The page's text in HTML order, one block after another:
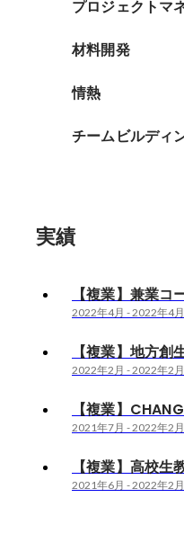
プロジェクトマ
材料開発
情熱
チームビルディ
実績
【複業】兼業
2022年4月 -2022年4月
【複業】地方創
2022年2月 -2022年2月
【複業】
2021年7月 -2022年2月
【複業】高校生
2021年6月 -2022年2月